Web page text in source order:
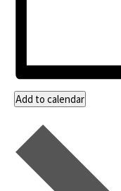
Add to calendar